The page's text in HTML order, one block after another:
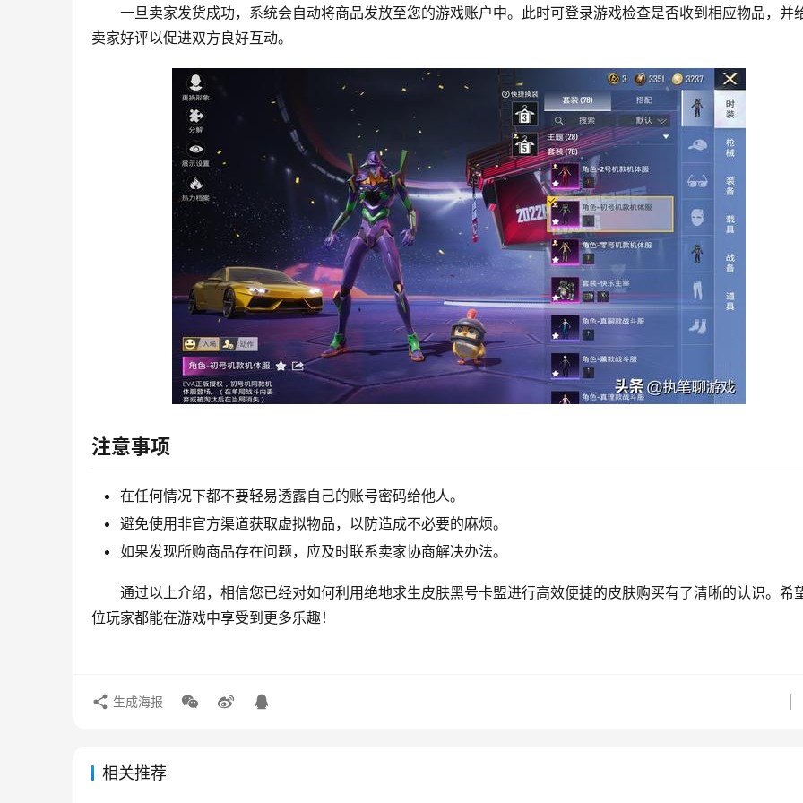
一旦卖家发货成功，系统会自动将商品发放至您的游戏账户中。此时可登录游戏检查是否收到相应物品，并
卖家好评以促进双方良好互动。
注意事项
在任何情况下都不要轻易透露自己的账号密码给他人。
避免使用非官方渠道获取虚拟物品，以防造成不必要的麻烦。
如果发现所购商品存在问题，应及时联系卖家协商解决办法。
通过以上介绍，相信您已经对如何利用绝地求生皮肤黑号卡盟进行高效便捷的皮肤购买有了清晰的认识。希
位玩家都能在游戏中享受到更多乐趣！
生成海报
相关推荐